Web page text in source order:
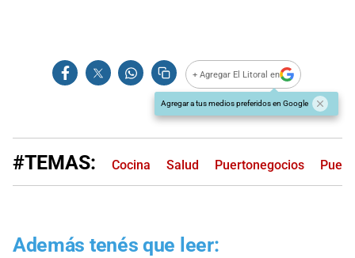
+ Agregar El Litoral en
Agregar a tus medios preferidos en Google
#TEMAS: Cocina Salud Puertonegocios
Además tenés que leer: